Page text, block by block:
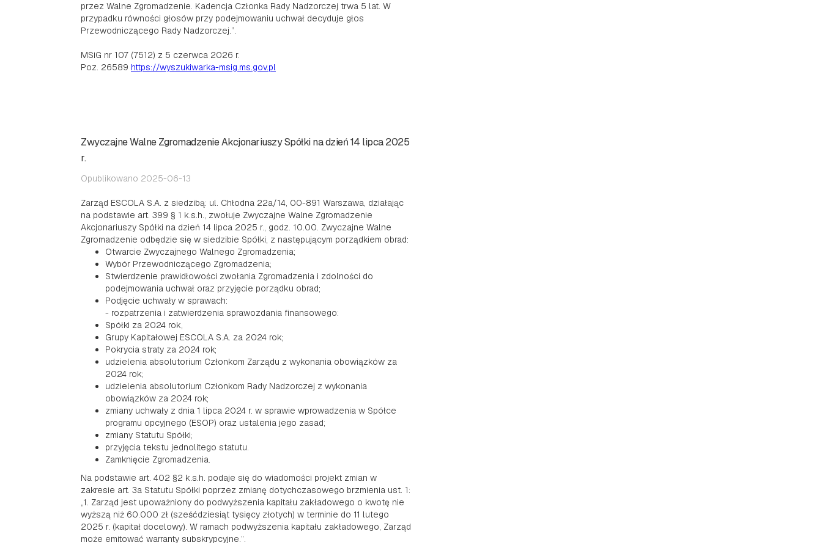
przez Walne Zgromadzenie. Kadencja Członka Rady Nadzorczej trwa 5 lat. W
przypadku równości głosów przy podejmowaniu uchwał decyduje głos
Przewodniczącego Rady Nadzorczej.”.
MSiG nr 107 (7512) z 5 czerwca 2026 r.
Poz. 26589 https://wyszukiwarka-msig.ms.gov.pl
Zwyczajne Walne Zgromadzenie Akcjonariuszy Spółki na dzień 14 lipca 2025
r.
Opublikowano 2025-06-13
Zarząd ESCOLA S.A. z siedzibą: ul. Chłodna 22a/14, 00-891 Warszawa, działając
na podstawie art. 399 § 1 k.s.h., zwołuje Zwyczajne Walne Zgromadzenie
Akcjonariuszy Spółki na dzień 14 lipca 2025 r., godz. 10.00. Zwyczajne Walne
Zgromadzenie odbędzie się w siedzibie Spółki, z następującym porządkiem obrad:
Otwarcie Zwyczajnego Walnego Zgromadzenia;
Wybór Przewodniczącego Zgromadzenia;
Stwierdzenie prawidłowości zwołania Zgromadzenia i zdolności do
podejmowania uchwał oraz przyjęcie porządku obrad;
Podjęcie uchwały w sprawach:
- rozpatrzenia i zatwierdzenia sprawozdania finansowego:
Spółki za 2024 rok,
Grupy Kapitałowej ESCOLA S.A. za 2024 rok;
Pokrycia straty za 2024 rok;
udzielenia absolutorium Członkom Zarządu z wykonania obowiązków za
2024 rok;
udzielenia absolutorium Członkom Rady Nadzorczej z wykonania
obowiązków za 2024 rok;
zmiany uchwały z dnia 1 lipca 2024 r. w sprawie wprowadzenia w Spółce
programu opcyjnego (ESOP) oraz ustalenia jego zasad;
zmiany Statutu Spółki;
przyjęcia tekstu jednolitego statutu.
Zamknięcie Zgromadzenia.
Na podstawie art. 402 §2 k.s.h. podaje się do wiadomości projekt zmian w
zakresie art. 3a Statutu Spółki poprzez zmianę dotychczasowego brzmienia ust. 1:
„1. Zarząd jest upoważniony do podwyższenia kapitału zakładowego o kwotę nie
wyższą niż 60.000 zł (sześćdziesiąt tysięcy złotych) w terminie do 11 lutego
2025 r. (kapitał docelowy). W ramach podwyższenia kapitału zakładowego, Zarząd
może emitować warranty subskrypcyjne.”.